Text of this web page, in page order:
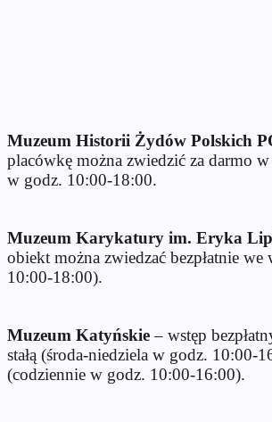
Muzeum Historii Żydów Polskich
placówkę można zwiedzić za darmo
w godz. 10:00-18:00.
Muzeum Karykatury im. Eryka
obiekt można zwiedzać bezpłatnie
10:00-18:00).
Muzeum Katyńskie– wstęp
stałą (środa-niedziela w godz. 10:00-
(codziennie w godz. 10:00-16:00).